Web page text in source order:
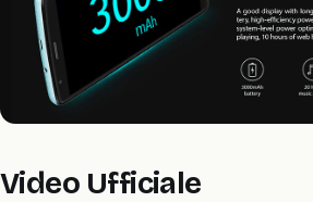
Video Ufficiale